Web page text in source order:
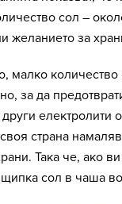
сол –
желанието за
малко количество
за да
електролити
страна
Така че, ако
сол в чаша